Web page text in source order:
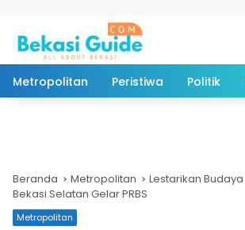
Metropolitan Peristiwa Politik
Beranda Metropolitan
Lestarikan
Bekasi Selatan Gelar PRBS
Metropolitan